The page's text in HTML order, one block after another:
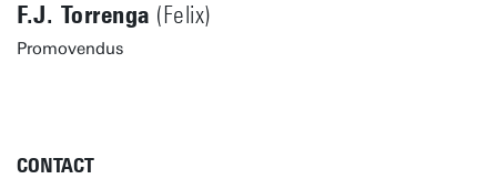
F.J. Torrenga (Felix)
Promovendus
CONTACT